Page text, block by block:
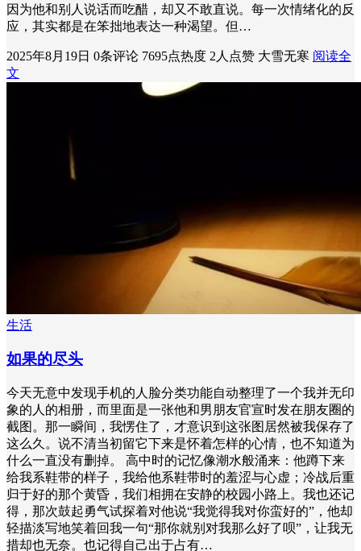
因为他和别人说话而吃醋，却又不敢直说。每一次情绪化的反
应，其实都是在笨拙地表达一种渴望。但…
2025年8月19日 0条评论 7695点热度 2人点赞 大雪无寒 阅读全
文
生活
如果的尽头
今天无意中发现手机的人脸分类功能自动整理了一个我并无印
象的人的相册，而里面是一张他和男朋友官宣时发在朋友圈的
截图。那一瞬间，我愣住了，才意识到这张图居然被我保存了
这么久。说不清当初留它下来是怀着怎样的心情，也不知道为
什么一直没有删掉。 高中时的记忆像潮水般涌来：他蹲下来
给我系鞋带的样子，我给他系鞋带时的羞涩与心虚；冷战后重
归于好的那个黄昏，我们相拥在安静的校园小路上。我也还记
得，那次鼓起勇气试探着对他说“我觉得我对你蛮好的”，他却
轻描淡写地笑着回我一句“那你就别对我那么好了呗”，让我无
措却也无奈。也记得自己出于占有…